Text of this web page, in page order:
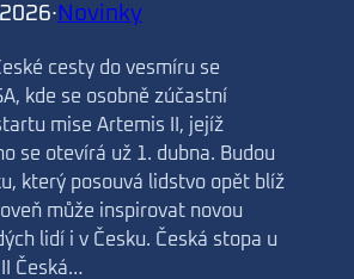
· Novinky
cesty do vesmíru se
kde se osobně zúčastní
mise Artemis II, jejíž
se otevírá už 1. dubna. Budou
který posouvá lidstvo opět blíž
může inspirovat novou
lidí i v Česku. Česká stopa u
Česká…